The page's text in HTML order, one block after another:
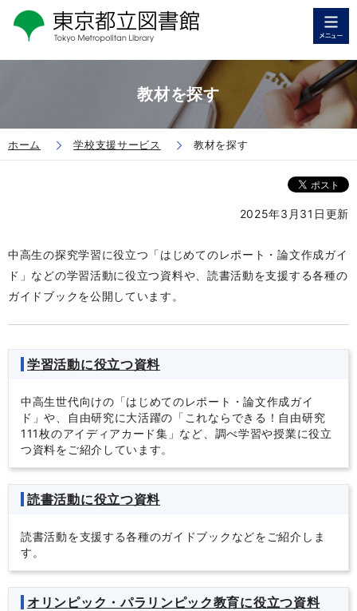
教材を探す
ホーム 学校支援サービス 教材を探す
2025年3月31日更新
中高生の探究学習に役立つ「はじめてのレポート・論文作成ガイ
ド」な どの学習活動に役立つ資料や、読書活動を支援する各種の
ガイドブックを公開しています。
学習活動に役立つ資料
中高生世代向けの「はじめてのレポート・論文作成ガイ
ド」や、自由研究に大活躍の「これならできる！自由研究
111枚のアイディアカード集」など、調べ学習や授業に役立
つ資料をご紹介しています。
読書活動に役立つ資料
読書活動を支援する各種のガイドブックなどをご紹介しま
す。
オリンピック・パラリンピック教育に役立つ資料